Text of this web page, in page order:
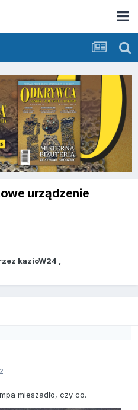
urządzenie
kazioW24
mieszadło, czy co.